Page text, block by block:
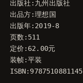
出版社 : 九州出版社
出品方:理想国
出版年: 2019-8
页数 : 511
定价 : 62.00元
装帧:平装
ISBN: 9787510881145